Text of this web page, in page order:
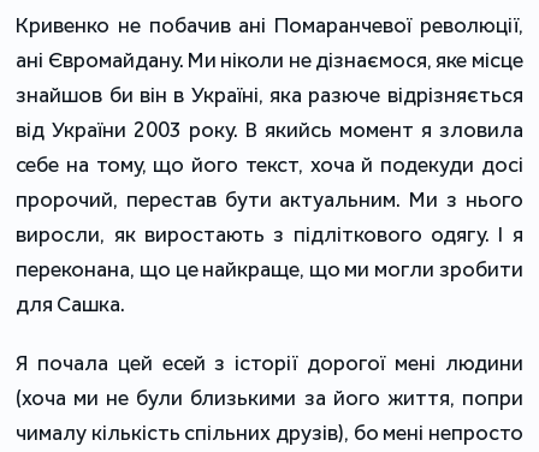
Кривенко не побачив ані Помаранчевої революції,
ані Євромайдану. Ми ніколи не дізнаємося, яке місце
знайшов би він в Україні, яка разюче відрізняється
від України 2003 року. В якийсь момент я зловила
себе на тому, що його текст, хоча й подекуди досі
пророчий, перестав бути актуальним. Ми з нього
виросли, як виростають з підліткового одягу. І я
переконана, що це найкраще, що ми могли зробити
для Сашка.
Я почала цей есей з історії дорогої мені людини
(хоча ми не були близькими за його життя, попри
чималу кількість спільних друзів), бо мені непросто